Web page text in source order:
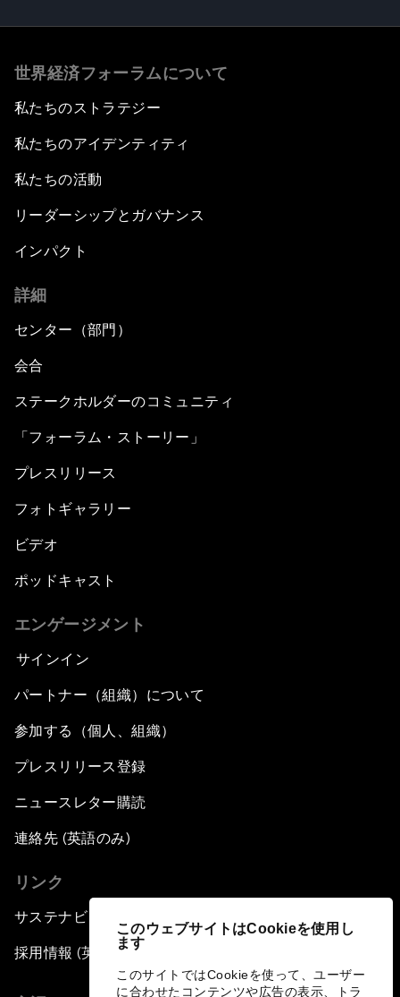
このウェブサイトはCookieを使用し
ます
このサイトではCookieを使って、ユーザー
に合わせたコンテンツや広告の表示、トラ
世界経済フォーラムについて
私たちのストラテジー
私たちのアイデンティティ
私たちの活動
リーダーシップとガバナンス
インパクト
詳細
センター（部門）
会合
ステークホルダーのコミュニティ
「フォーラム・ストーリー」
プレスリリース
フォトギャラリー
ビデオ
ポッドキャスト
エンゲージメント
サインイン
パートナー（組織）について
参加する（個人、組織）
プレスリリース登録
ニュースレター購読
連絡先 (英語のみ)
リンク
サステナビリティへの取り組み
採用情報 (英語のみ)